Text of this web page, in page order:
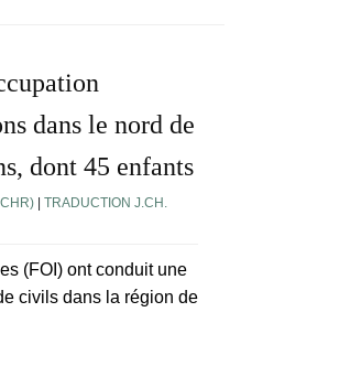
dans le nord de
dont 45 enfants
TRADUCTION J.CH.
(FOI) ont conduit une
civils dans la région de